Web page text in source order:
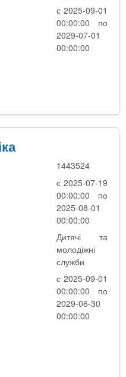
с 2025-09-01
00:00:00 по
2029-07-01
00:00:00
1443524
с 2025-07-19
00:00:00 по
2025-08-01
00:00:00
Дитячі та
молодіжні
служби
с 2025-09-01
00:00:00 по
2029-06-30
00:00:00